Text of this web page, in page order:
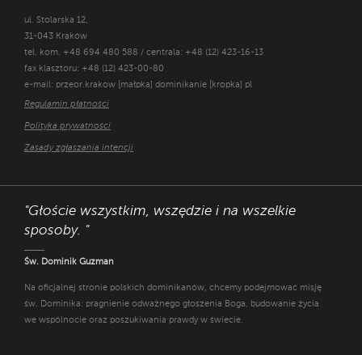
ul. Stolarska 12,
31-043 Kraków
tel. kom. +48 694 480 588 / centrala: +48 (12) 423-16-13
fax klasztoru: +48 (12) 423-00-80
e-mail: przeor.krakow [małpka] dominikanie [kropka] pl
Regulamin płatności
Polityka prywatności
Zasady zgłaszania intencji
"Głoście wszystkim, wszędzie i na wszelkie
sposoby. "
Św. Dominik Guzman
Na oficjalnej stronie polskich dominikanów, chcemy podejmować misję
św. Dominika: pragnienie odważnego głoszenia Boga, budowanie życia
we wspólnocie oraz poszukiwania prawdy w świecie.